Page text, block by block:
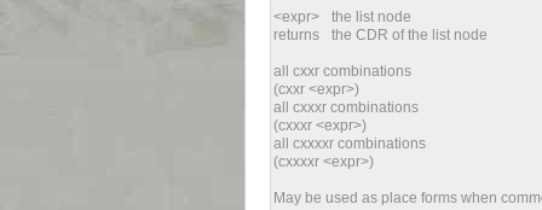
<expr>
the list node
returns
the CDR of the list node
all cxxr combinations
(cxxr <expr>)
all cxxxr combinations
(cxxxr <expr>)
all cxxxxr combinations
(cxxxxr <expr>)
May be used as place forms when